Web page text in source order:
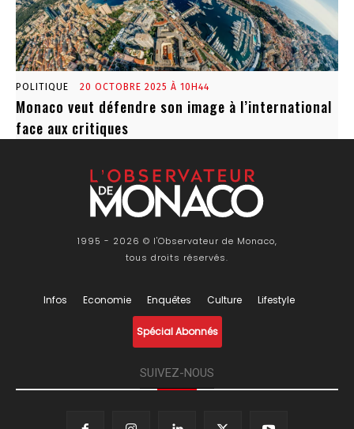
POLITIQUE 20 OCTOBRE 2025 À 10H44
Monaco veut défendre son image à l’international
face aux critiques
1995 - 2026 © l'Observateur de Monaco,
tous droits réservés.
Infos Economie Enquêtes Culture Lifestyle
Spécial Abonnés
SUIVEZ-NOUS